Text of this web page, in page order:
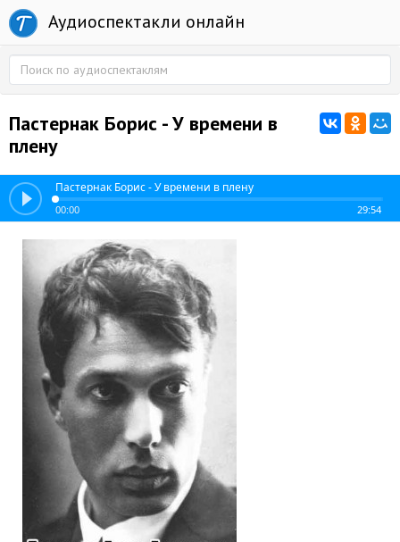
Аудиоспектакли онлайн
Пастернак Борис - У времени в
плену
Пастернак Борис - У времени в плену
00:00 29:54